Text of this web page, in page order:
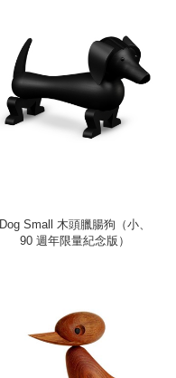
Dog Small 木頭臘腸狗（小、
90 週年限量紀念版）